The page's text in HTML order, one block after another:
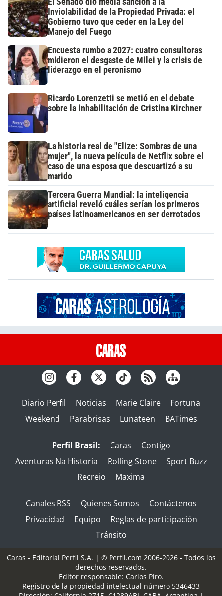
El Senado dio media sanción a la
Inviolabilidad de la Propiedad Privada: el
Gobierno tuvo que ceder en la Ley del
Manejo del Fuego
Encuesta rumbo a 2027: cuatro consultoras
midieron el desgaste de Milei y la crisis de
liderazgo en el peronismo
Ricardo Lorenzetti se metió en el debate
sobre la inhabilitación de Cristina Kirchner
La historia real de "Elize: Sombras de una
mujer", la nueva película de Netflix sobre el
caso de una esposa que descuartizó a su
marido
Tercera Guerra Mundial: la inteligencia
artificial reveló cuáles serían los primeros
países latinoamericanos en ser derrotados
Diario Perfil Noticias Marie Claire
Fortuna
Weekend
Parabrisas Lunateen BATimes
Perfil Brasil: Caras
Contigo
Aventuras Na Historia
Rolling Stone
Sport Buzz
Recreio
Maxima
Canales RSS Quienes Somos
Contáctenos
Privacidad
Equipo
Reglas de participación
Tránsito
Caras - Editorial Perfil S.A. | © Perfil.com 2006-2026 - Todos los
derechos reservados.
Editor responsable: Carlos Piro.
Registro de la propiedad intelectual número 5346433